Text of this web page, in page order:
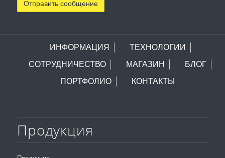
ИНФОРМАЦИЯ
ТЕХНОЛОГИИ
СОТРУДНИЧЕСТВО
МАГАЗИН
БЛОГ
ПОРТФОЛИО
КОНТАКТЫ
Продукция